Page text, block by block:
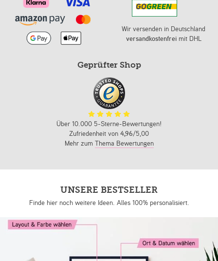
Wir versenden in Deutschland
versandkostenfreimit DHL
Geprüfter Shop
Über 10.000 5-Sterne-Bewertungen!
Zufriedenheit von 4,96/5,00
Mehr zum Thema Bewertungen
UNSERE BESTSELLER
Finde hier noch weitere Ideen. Alles 100% personalisiert.